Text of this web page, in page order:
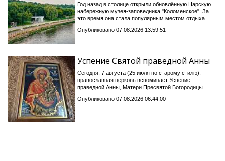
Год назад в столице открыли обновлённую Царскую
набережную музея-заповедника "Коломенское". За
это время она стала популярным местом отдыха
Опубликовано 07.08.2026 13:59:51
Успение Святой праведной Анны
Сегодня, 7 августа (25 июля по старому стилю),
православная церковь вспоминает Успение
праведной Анны, Матери Пресвятой Богородицы
Опубликовано 07.08.2026 06:44:00